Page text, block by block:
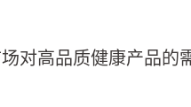
对高品质健康产品的